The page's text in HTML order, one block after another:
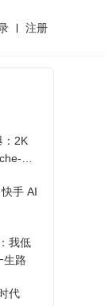
注册
：2K
2.0
手 AI
我低
生路
代